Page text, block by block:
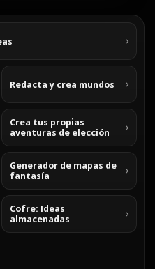
Redacta y crea mundos
Crea tus propias
aventuras de elección
Generador de mapas de
fantasía
Cofre: Ideas
almacenadas